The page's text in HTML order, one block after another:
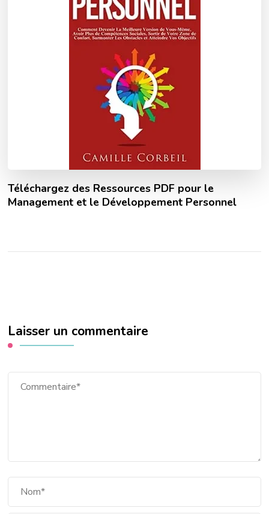
Téléchargez des Ressources PDF pour le
Management et le Développement Personnel
Laisser un commentaire